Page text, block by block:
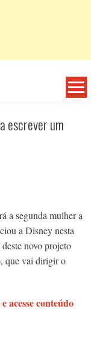
escrever um
a segunda mulher a
a Disney nesta
novo projeto
que vai dirigir o
acesse conteúdo